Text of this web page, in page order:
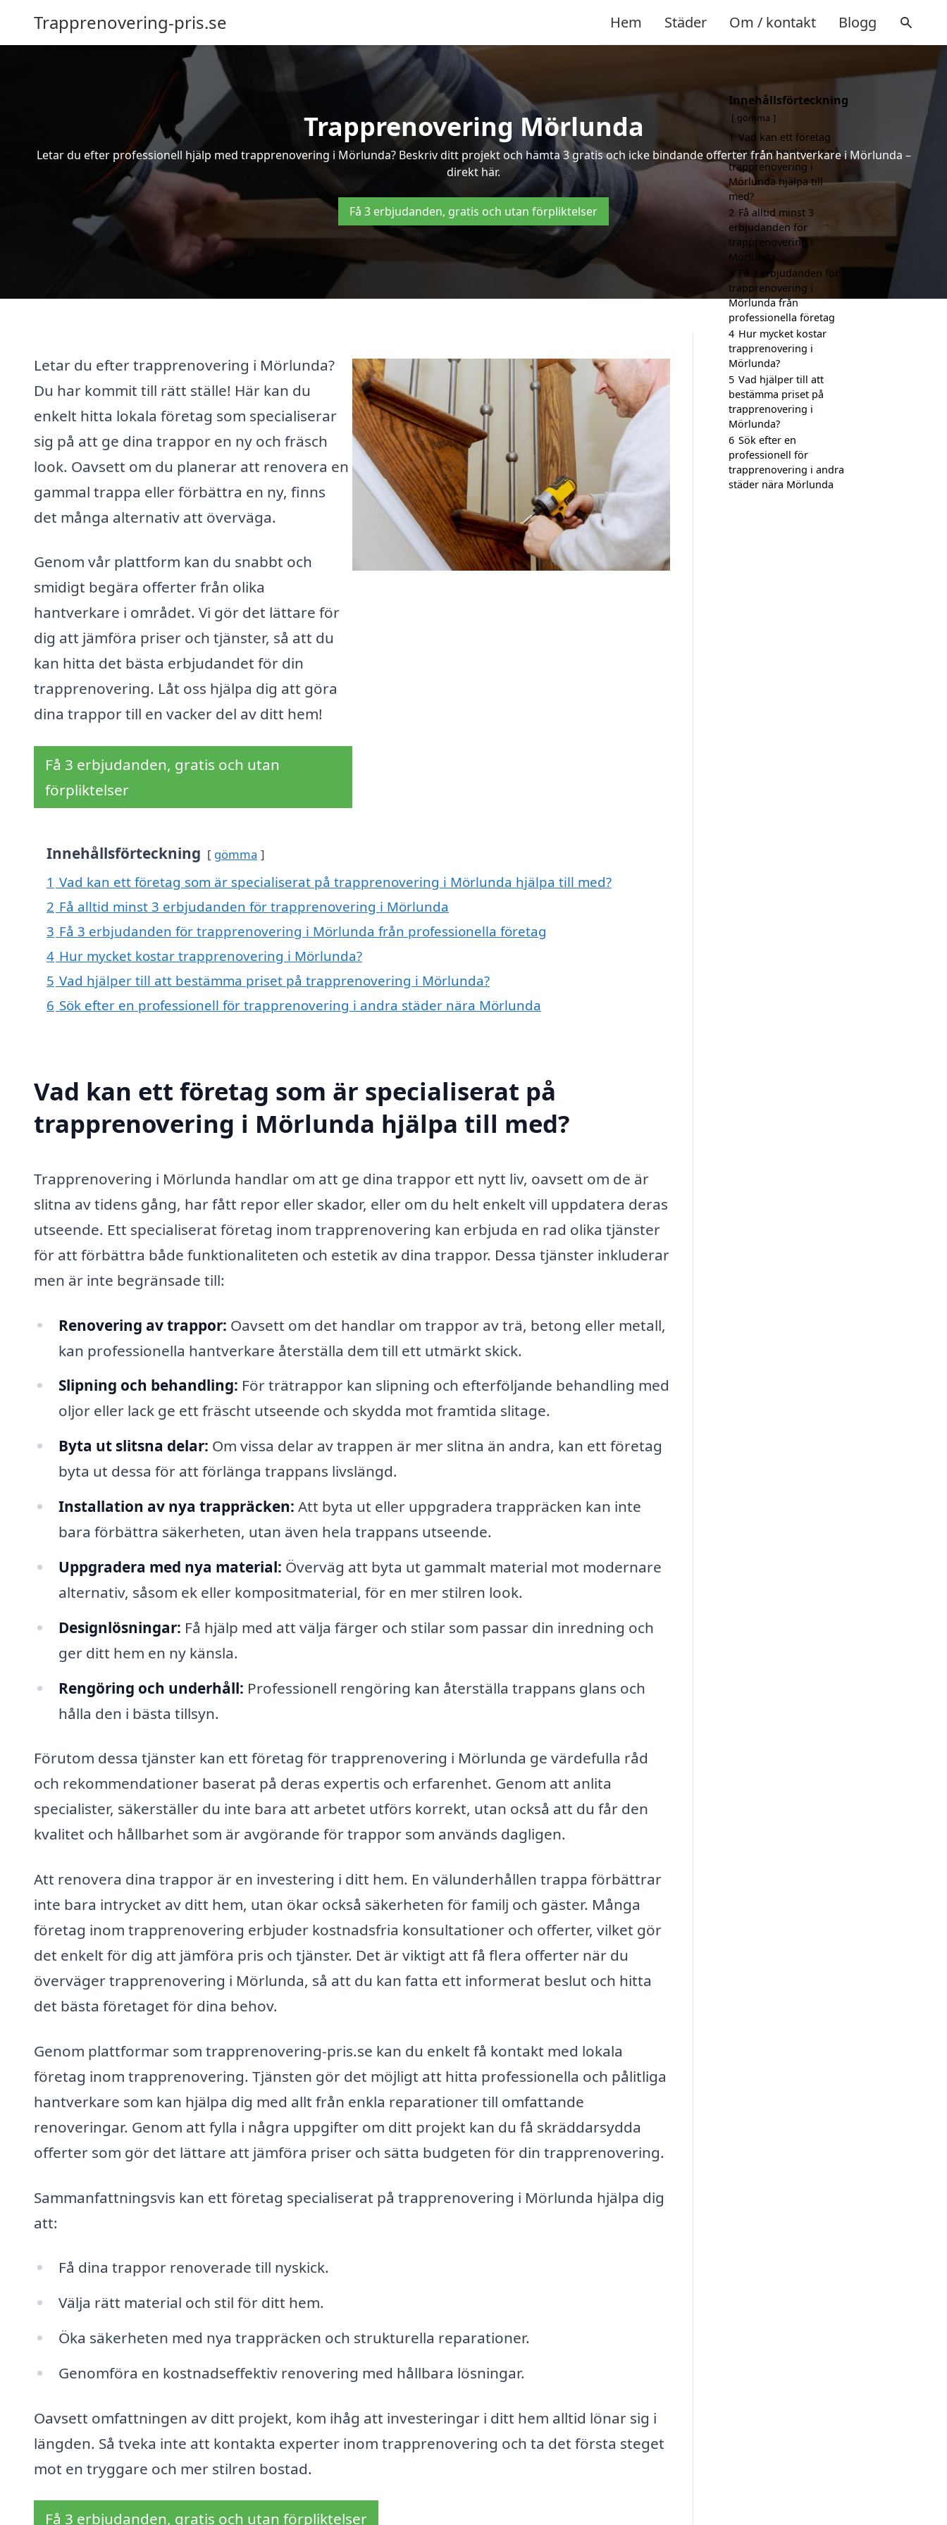
Trapprenovering-pris.se Hem Städer Om / kontakt Blogg
Trapprenovering Mörlunda
Letar du efter professionell hjälp med trapprenovering i Mörlunda? Beskriv ditt projekt och hämta 3 gratis och icke bindande offerter från hantverkare i Mörlunda –
direkt här.
Få 3 erbjudanden, gratis och utan förpliktelser
Letar du efter trapprenovering i Mörlunda?
Du har kommit till rätt ställe! Här kan du
enkelt hitta lokala företag som specialiserar
sig på att ge dina trappor en ny och fräsch
look. Oavsett om du planerar att renovera en
gammal trappa eller förbättra en ny, finns
det många alternativ att överväga.
Genom vår plattform kan du snabbt och
smidigt begära offerter från olika
hantverkare i området. Vi gör det lättare för
dig att jämföra priser och tjänster, så att du
kan hitta det bästa erbjudandet för din
trapprenovering. Låt oss hjälpa dig att göra
dina trappor till en vacker del av ditt hem!
Få 3 erbjudanden, gratis och utan
förpliktelser
Innehållsförteckning gömma
1 Vad kan ett företag som är specialiserat på trapprenovering i Mörlunda hjälpa till med?
2 Få alltid minst 3 erbjudanden för trapprenovering i Mörlunda
3 Få 3 erbjudanden för trapprenovering i Mörlunda från professionella företag
4 Hur mycket kostar trapprenovering i Mörlunda?
5 Vad hjälper till att bestämma priset på trapprenovering i Mörlunda?
6 Sök efter en professionell för trapprenovering i andra städer nära Mörlunda
Vad kan ett företag som är specialiserat på
trapprenovering i Mörlunda hjälpa till med?
Trapprenovering i Mörlunda handlar om att ge dina trappor ett nytt liv, oavsett om de är
slitna av tidens gång, har fått repor eller skador, eller om du helt enkelt vill uppdatera deras
utseende. Ett specialiserat företag inom trapprenovering kan erbjuda en rad olika tjänster
för att förbättra både funktionaliteten och estetik av dina trappor. Dessa tjänster inkluderar
men är inte begränsade till:
Renovering av trappor: Oavsett om det handlar om trappor av trä, betong eller metall,
kan professionella hantverkare återställa dem till ett utmärkt skick.
Slipning och behandling: För trätrappor kan slipning och efterföljande behandling med
oljor eller lack ge ett fräscht utseende och skydda mot framtida slitage.
Byta ut slitsna delar: Om vissa delar av trappen är mer slitna än andra, kan ett företag
byta ut dessa för att förlänga trappans livslängd.
Installation av nya trappräcken: Att byta ut eller uppgradera trappräcken kan inte
bara förbättra säkerheten, utan även hela trappans utseende.
Uppgradera med nya material: Överväg att byta ut gammalt material mot modernare
alternativ, såsom ek eller kompositmaterial, för en mer stilren look.
Designlösningar: Få hjälp med att välja färger och stilar som passar din inredning och
ger ditt hem en ny känsla.
Rengöring och underhåll: Professionell rengöring kan återställa trappans glans och
hålla den i bästa tillsyn.
Förutom dessa tjänster kan ett företag för trapprenovering i Mörlunda ge värdefulla råd
och rekommendationer baserat på deras expertis och erfarenhet. Genom att anlita
specialister, säkerställer du inte bara att arbetet utförs korrekt, utan också att du får den
kvalitet och hållbarhet som är avgörande för trappor som används dagligen.
Att renovera dina trappor är en investering i ditt hem. En välunderhållen trappa förbättrar
inte bara intrycket av ditt hem, utan ökar också säkerheten för familj och gäster. Många
företag inom trapprenovering erbjuder kostnadsfria konsultationer och offerter, vilket gör
det enkelt för dig att jämföra pris och tjänster. Det är viktigt att få flera offerter när du
överväger trapprenovering i Mörlunda, så att du kan fatta ett informerat beslut och hitta
det bästa företaget för dina behov.
Genom plattformar som trapprenovering-pris.se kan du enkelt få kontakt med lokala
företag inom trapprenovering. Tjänsten gör det möjligt att hitta professionella och pålitliga
hantverkare som kan hjälpa dig med allt från enkla reparationer till omfattande
renoveringar. Genom att fylla i några uppgifter om ditt projekt kan du få skräddarsydda
offerter som gör det lättare att jämföra priser och sätta budgeten för din trapprenovering.
Sammanfattningsvis kan ett företag specialiserat på trapprenovering i Mörlunda hjälpa dig
att:
Få dina trappor renoverade till nyskick.
Välja rätt material och stil för ditt hem.
Öka säkerheten med nya trappräcken och strukturella reparationer.
Genomföra en kostnadseffektiv renovering med hållbara lösningar.
Oavsett omfattningen av ditt projekt, kom ihåg att investeringar i ditt hem alltid lönar sig i
längden. Så tveka inte att kontakta experter inom trapprenovering och ta det första steget
mot en tryggare och mer stilren bostad.
Få 3 erbjudanden, gratis och utan förpliktelser
Innehållsförteckning
gömma
1 Vad kan ett företag
som är specialiserat på
trapprenovering i
Mörlunda hjälpa till
med?
2 Få alltid minst 3
erbjudanden för
trapprenovering i
Mörlunda
Få 3 erbjudanden för
trapprenovering i
Mörlunda från
professionella företag
4 Hur mycket kostar
trapprenovering i
Mörlunda?
5 Vad hjälper till att
bestämma priset på
trapprenovering i
Mörlunda?
6 Sök efter en
professionell för
trapprenovering i andra
städer nära Mörlunda